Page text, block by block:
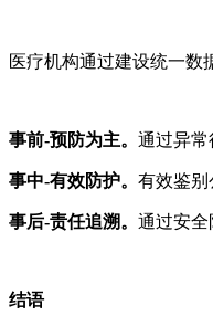
医疗机构通过建设统一数
事前-预防为主。 通过异常
事中-有效防护。 有效鉴别
事后-责任追溯。 通过安全
结语